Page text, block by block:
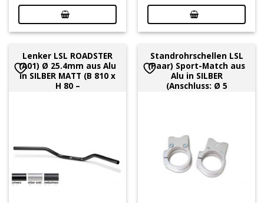
Lenker LSL ROADSTER
(A01) Ø 25.4mm aus Alu
in SILBER MATT (B 810 x
H 80 –
Standrohrschellen LSL
(Paar) Sport-Match aus
Alu in SILBER
(Anschluss: Ø 5